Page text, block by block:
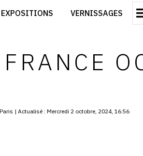
EXPOSITIONS VERNISSAGES
CATALOGUE D'EXPO
| Actualisé : Mercredi 2 octobre, 2024, 16:56